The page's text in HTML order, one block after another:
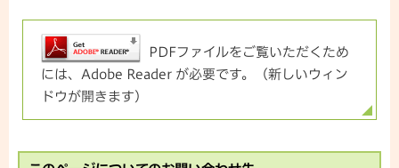
PDFファイルをご覧いただくため
には、Adobe Reader が必要です。（新しいウィン
ドウが開きます）